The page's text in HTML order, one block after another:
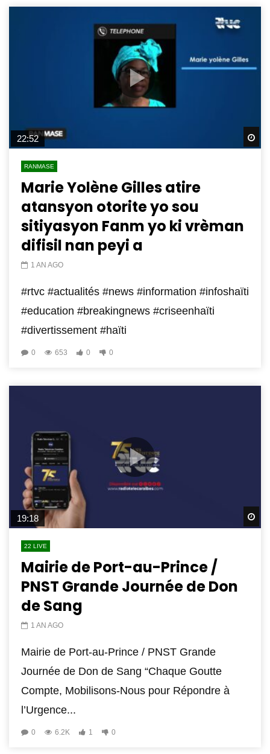
22:52
RANMASE
Marie Yolène Gilles atire
atansyon otorite yo sou
sitiyasyon Fanm yo ki vrèman
difisil nan peyi a
1 AN AGO
#rtvc #actualités #news #information #infoshaïti
#education #breakingnews #criseenhaïti
#divertissement #haïti
0 653 0 0
19:18
22 LIVE
Mairie de Port-au-Prince /
PNST Grande Journée de Don
de Sang
1 AN AGO
Mairie de Port-au-Prince / PNST Grande
Journée de Don de Sang “Chaque Goutte
Compte, Mobilisons-Nous pour Répondre à
l’Urgence...
0 6.2K 1 0